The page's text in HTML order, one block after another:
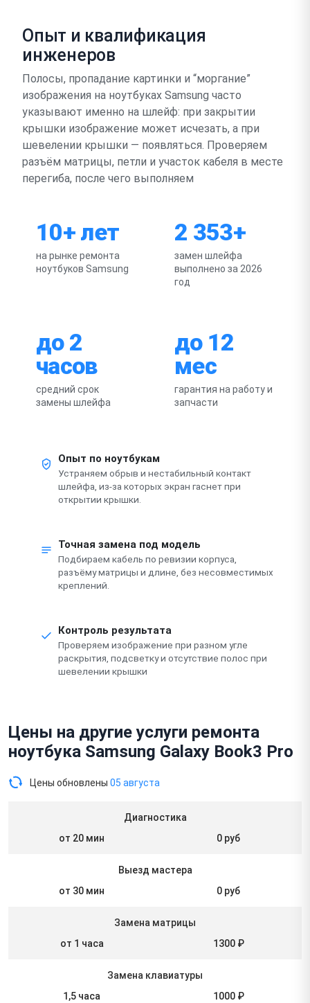
Опыт и квалификация
инженеров
Полосы, пропадание картинки и “моргание”
изображения на ноутбуках Samsung часто
указывают именно на шлейф: при закрытии
крышки изображение может исчезать, а при
шевелении крышки — появляться. Проверяем
разъём матрицы, петли и участок кабеля в месте
перегиба, после чего выполняем
10+ лет
на рынке ремонта
ноутбуков Samsung
2 353+
замен шлейфа
выполнено за 2026
год
до 2
часов
средний срок
замены шлейфа
до 12
мес
гарантия на работу и
запчасти
Опыт по ноутбукам
Устраняем обрыв и нестабильный контакт
шлейфа, из-за которых экран гаснет при
открытии крышки.
Точная замена под модель
Подбираем кабель по ревизии корпуса,
разъёму матрицы и длине, без несовместимых
креплений.
Контроль результата
Проверяем изображение при разном угле
раскрытия, подсветку и отсутствие полос при
шевелении крышки
Цены на другие услуги ремонта
ноутбука Samsung Galaxy Book3 Pro
Цены обновлены 05 августа
Диагностика
от 20 мин
0 руб
Выезд мастера
от 30 мин
0 руб
Замена матрицы
от 1 часа
1300 ₽
Замена клавиатуры
1,5 часа
1000 ₽